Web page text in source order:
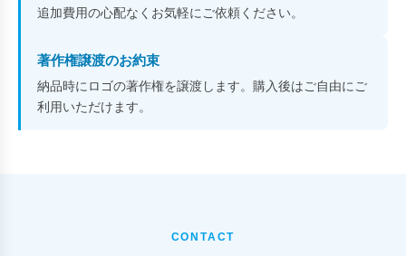
追加費用の心配なくお気軽にご依頼ください。
著作権譲渡のお約束
納品時にロゴの著作権を譲渡します。購入後はご自由にご
利用いただけます。
CONTACT